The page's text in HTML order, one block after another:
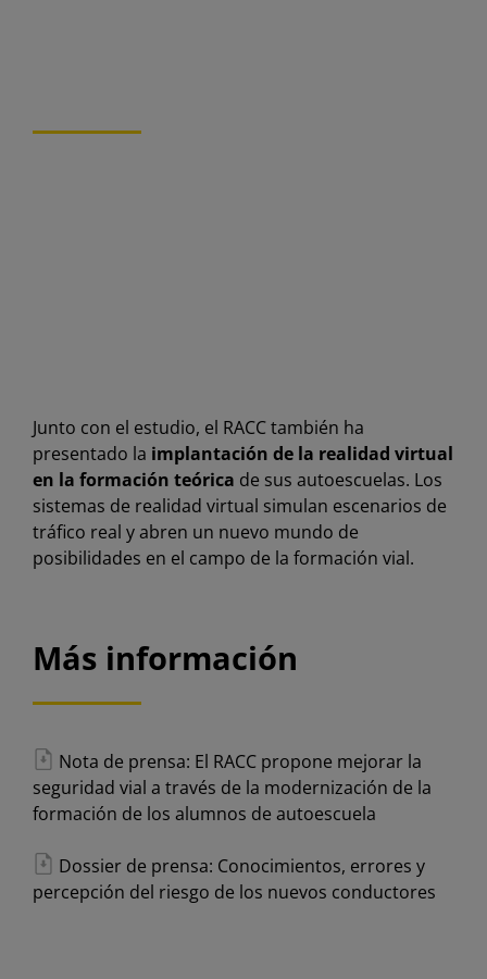
Junto con el estudio, el RACC también ha
presentado la implantación de la realidad virtual
en la formación teórica de sus autoescuelas. Los
sistemas de realidad virtual simulan escenarios de
tráfico real y abren un nuevo mundo de
posibilidades en el campo de la formación vial.
Más información
Nota de prensa: El RACC propone mejorar la
seguridad vial a través de la modernización de la
formación de los alumnos de autoescuela
Dossier de prensa: Conocimientos, errores y
percepción del riesgo de los nuevos conductores